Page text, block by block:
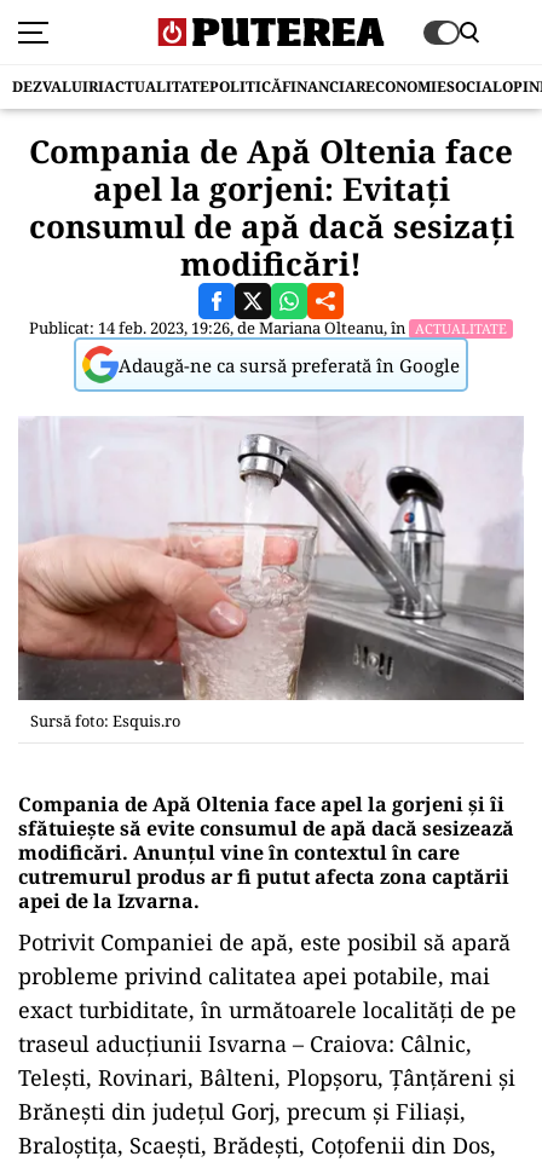
DEZVALUIRIACTUALITATEPOLITICĂFINANCIARECONOMIESOCIAL
Compania de Apă Oltenia face
apel la gorjeni: Evitaţi
consumul de apă dacă sesizaţi
modificări!
Publicat: 14 feb. 2023, 19:26, deMariana Olteanu, în ACTUALITATE
Adaugă-ne ca sursă preferată în Google
Sursă foto: Esquis.ro
Compania de Apă Oltenia face apel la gorjeni și îi
sfătuiește să evite consumul de apă dacă sesizează
modificări. Anunțul vine în contextul în care
cutremurul produs ar fi putut afecta zona captării
apei de la Izvarna.
Potrivit Companiei de apă, este posibil să apară
probleme privind calitatea apei potabile, mai
exact turbiditate, în următoarele localități de pe
traseul aducțiunii Isvarna – Craiova: Câlnic,
Telești, Rovinari, Bâlteni, Plopșoru, Țânțăreni și
Brănești din județul Gorj, precum și Filiași,
Braloștița, Scaești, Brădești, Coțofenii din Dos,